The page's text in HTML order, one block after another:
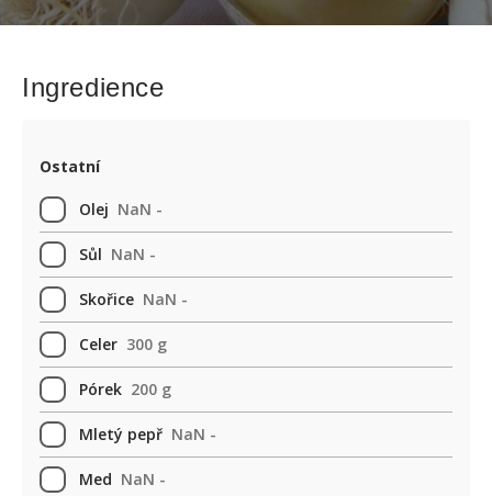
Ingredience
Ostatní
Olej NaN -
Sůl NaN -
Skořice NaN -
Celer 300 g
Pórek 200 g
Mletý pepř NaN -
Med NaN -